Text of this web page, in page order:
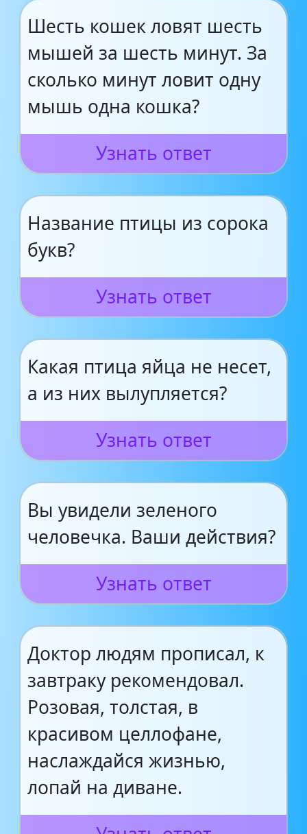
Шесть кошек ловят шесть
мышей за шесть минут. За
сколько минут ловит одну
мышь одна кошка?
Узнать ответ
Название птицы из сорока
букв?
Узнать ответ
Какая птица яйца не несет,
а из них вылупляется?
Узнать ответ
Вы увидели зеленого
человечка. Ваши действия?
Узнать ответ
Доктор людям прописал, к
завтраку рекомендовал.
Розовая, толстая, в
красивом целлофане,
наслаждайся жизнью,
лопай на диване.